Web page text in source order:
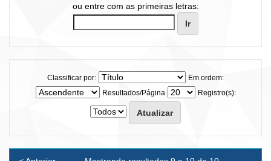
ou entre com as primeiras letras:
Classificar por:
Em ordem:
Resultados/Página
Registro(s):